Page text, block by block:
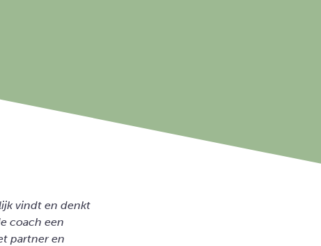
vindt en denkt
coach een
partner en